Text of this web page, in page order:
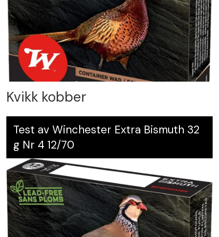
Kvikk kobber
Test av Winchester Extra Bismuth 32
g Nr 4 12/70